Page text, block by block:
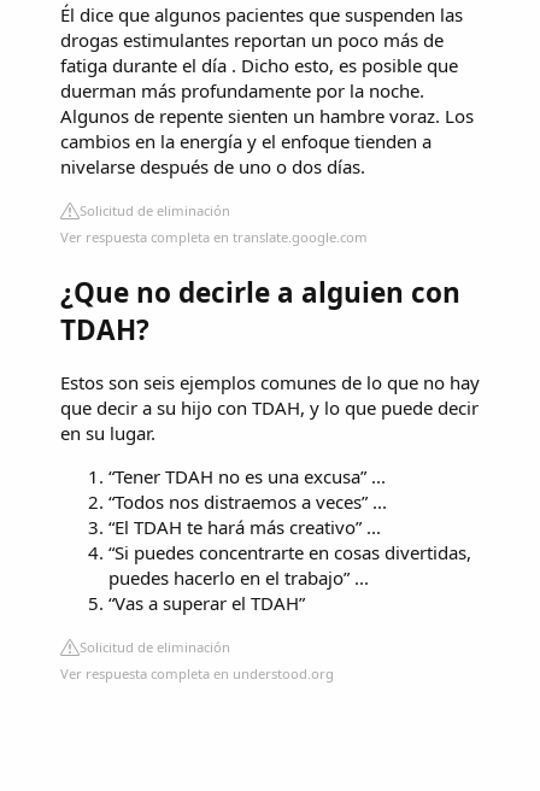
Él dice que algunos pacientes que suspenden las
drogas estimulantes reportan un poco más de
fatiga durante el día . Dicho esto, es posible que
duerman más profundamente por la noche.
Algunos de repente sienten un hambre voraz. Los
cambios en la energía y el enfoque tienden a
nivelarse después de uno o dos días.
Solicitud de eliminación
Ver respuesta completa en translate.google.com
¿Que no decirle a alguien con
TDAH?
Estos son seis ejemplos comunes de lo que no hay
que decir a su hijo con TDAH, y lo que puede decir
en su lugar.
“Tener TDAH no es una excusa” ...
“Todos nos distraemos a veces” ...
“El TDAH te hará más creativo” ...
“Si puedes concentrarte en cosas divertidas,
puedes hacerlo en el trabajo” ...
“Vas a superar el TDAH”
Solicitud de eliminación
Ver respuesta completa en understood.org